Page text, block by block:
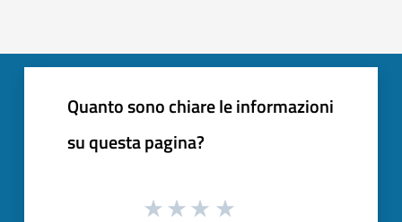
Quanto sono chiare le informazioni
su questa pagina?